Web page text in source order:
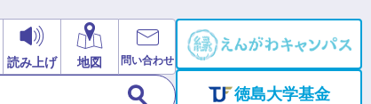
読み上げ 地図 問い合わせ
徳島大学基金